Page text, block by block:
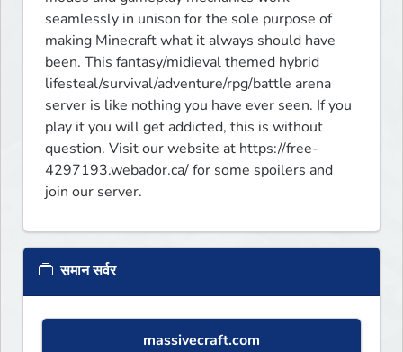
seamlessly in unison for the sole purpose of
making Minecraft what it always should have
been. This fantasy/midieval themed hybrid
lifesteal/survival/adventure/rpg/battle arena
server is like nothing you have ever seen. If you
play it you will get addicted, this is without
question. Visit our website at https://free-
4297193.webador.ca/ for some spoilers and
join our server.
समान सर्वर
massivecraft.com